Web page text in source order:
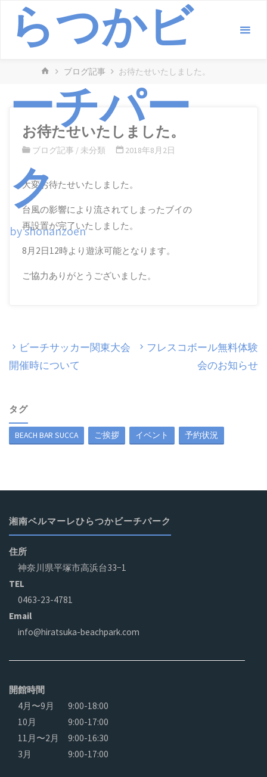
らつかビ
ーチパー
ク
by shonanzoen
ホ
ム
ブログ記事 お待たせいたしました。
お待たせいたしました。
ブログ記事 / 未分類 2018年8月2日
大変お待たせいたしました。
台風の影響により流されてしまったブイの
再設置が完了いたしました。
8月2日12時より遊泳可能となります。
ご協力ありがとうございました。
ビーチサッカー関東大会
開催時について
フレスコボール無料体験
会のお知らせ
タグ
BEACH BAR SUCCA ご挨拶 イベント 予約状況
湘南ベルマーレひらつかビーチパーク
住所
神奈川県平塚市高浜台33−1
TEL
0463-23-4781
Email
info@hiratsuka-beachpark.com
開館時間
4月〜9月
9:00-18:00
10月
9:00-17:00
11月〜2月
9:00-16:30
3月
9:00-17:00